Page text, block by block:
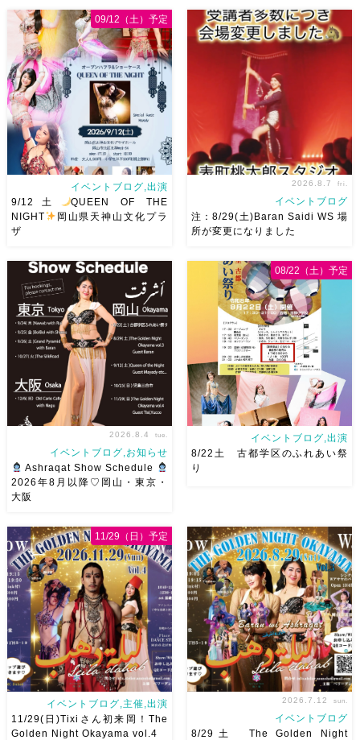
2026/9/12(土)Ricoさん主催
QUEEN OF THE NIGHT岡山
県天神山文化プラザ Guestに女
神 @mayadyorientaldance
さん
女神のオーラ浴びに行き
ましょー […]
イベントブログ,出演
9/12土
QUEEN OF THE
NIGHT
岡山県天神山文化プラ
ザ
09/12（土）予定
8/29（土）Baran Saidi WSお
申し込み多数につき会場変更し
ました♡ 表町桃太郎スタジオ
岡山県岡山市 北区表町2丁目6-
64 4階 ショー会場から近いの
で、安心♡駅からもバスで天満
屋バスス […]
2026.8.7 fri.
イベントブログ
注：8/29(土)Baran Saidi WS 場
所が変更になりました
です♡皆様にお会いできますよ
うに
ご予約はメッセージく
ださい
お待ちしています
Ashraqat Show Schedule
岡山・8/22(土) […]
2026.8.4 tue.
イベントブログ,お知らせ
Ashraqat Show Schedule
2026年8月以降♡岡山・東京・
大阪
りにて踊らせていただきます♡
太鼓も叩くよー！私たちは
18:40頃から出演です屋台も出
てとても楽しいお祭りになりそ
う
私たちも踊った後は祭り
を楽しみます
遊びにいら
[…]
イベントブログ,出演
8/22土 古都学区のふれあい祭
り
08/22（土）予定
イベントブログ,主催,出演
11/29(日)Tixiさん初来岡！The
Golden Night Okayama vol.4
11/29（日）予定
2026.7.12 sun.
イベントブログ
8/29土 The Golden Night